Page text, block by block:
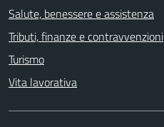
Salute, benessere e assistenza
Tributi, finanze e contravvenzioni
Turismo
Vita lavorativa